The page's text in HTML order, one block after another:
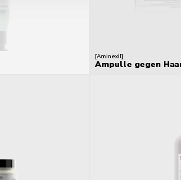
[Aminexil]
Ampulle gegen